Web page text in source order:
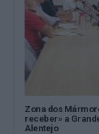
Zona dos
receber» a
Alentejo